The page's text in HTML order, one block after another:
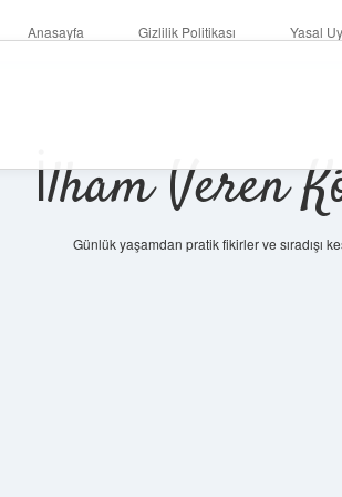
Anasayfa Gizlilik Politikası Yasal
İlham Veren
Günlük yaşamdan pratik fikirler ve sıradışı